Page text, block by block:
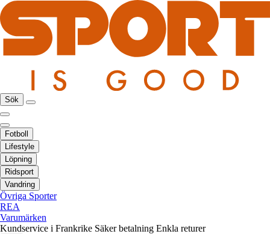
Sök
Fotboll
Lifestyle
Löpning
Ridsport
Vandring
Övriga Sporter
REA
Varumärken
Kundservice i Frankrike Säker betalning Enkla returer